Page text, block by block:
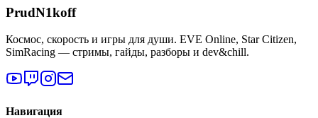
PrudN1koff
Космос, скорость и игры для души. EVE Online, Star Citizen,
SimRacing — стримы, гайды, разборы и dev&chill.
Навигация